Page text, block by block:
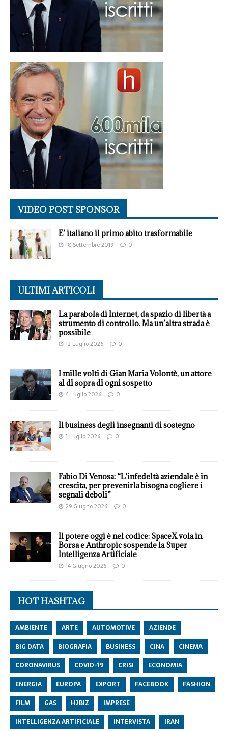
VIDEO POST SPONSOR
E’ italiano il primo abito trasformabile
18 Settembre 2019 0
ULTIMI ARTICOLI
La parabola di Internet, da spazio di libertà a
strumento di controllo. Ma un’altra strada è
possibile
12 Luglio 2026 0
I mille volti di Gian Maria Volontè, un attore
al di sopra di ogni sospetto
4 Luglio 2026 0
Il business degli insegnanti di sostegno
1 Luglio 2026 0
Fabio Di Venosa: “L’infedeltà aziendale è in
crescita, per prevenirla bisogna cogliere i
segnali deboli”
29 Giugno 2026 0
Il potere oggi è nel codice: SpaceX vola in
Borsa e Anthropic sospende la Super
Intelligenza Artificiale
14 Giugno 2026 0
HOT HASHTAG
AMBIENTE ARTE AUTOMOTIVE
AZIENDE
BIG DATA
BIOGRAFIA BUSINESS CINA
CINEMA
CORONAVIRUS
COVID-19 CRISI
ECONOMIA
ENERGIA
EUROPA EXPORT FACEBOOK
FASHION
FILM
GAS H2BIZ
IMPRESE
INTELLIGENZA ARTIFICIALE
INTERVISTA IRAN